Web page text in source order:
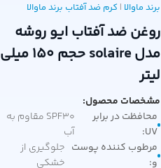
برند ماوالا | کرم ضد آفتاب برند ماوالا
روغن ضد آفتاب ایو روشه
مدل solaire حجم 150 میلی
لیتر
مشخصات محصول:
محافظت در برابر
UV
:
SPF30 مقاوم به
آب
مرطوب کننده پوست
و:
جلوگیری از
خشکی